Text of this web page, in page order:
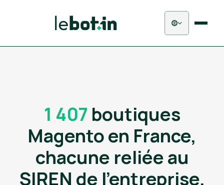
1 407 boutiques
Magento en France,
chacune reliée au
SIREN de l'entreprise.